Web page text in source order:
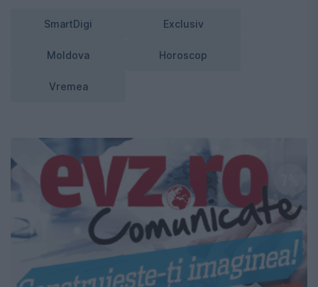
SmartDigi Exclusiv
Moldova Horoscop
Vremea